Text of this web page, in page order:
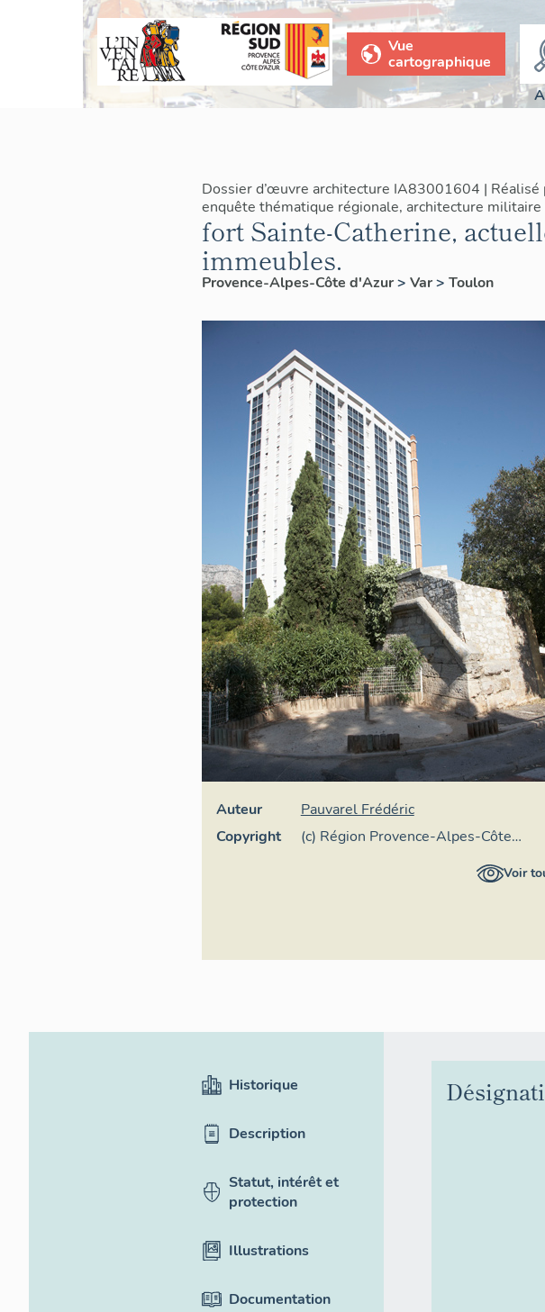
Vue
cartographique
Dossier d’œuvre architecture IA83001604 | Réalisé
enquête thématique régionale, architecture
fort Sainte-Catherine,
immeubles.
Provence-Alpes-Côte d'Azur> Var> Toulon
Auteur
Pauvarel Frédéric
Copyright
(c) Région Provence-Alpes-Côte
Voir
Historique
Description
Statut, intérêt et
protection
Illustrations
Documentation